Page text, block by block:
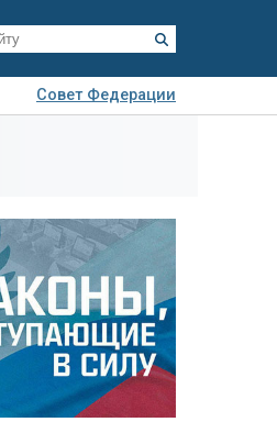
Совет Федерации